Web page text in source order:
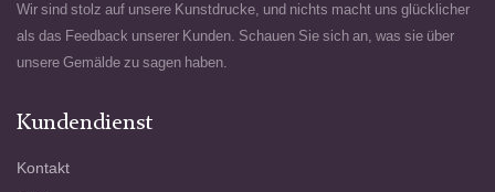
Wir sind stolz auf unsere Kunstdrucke, und nichts macht uns glücklicher
als das Feedback unserer Kunden. Schauen Sie sich an, was sie über
unsere Gemälde zu sagen haben.
Kundendienst
Kontakt